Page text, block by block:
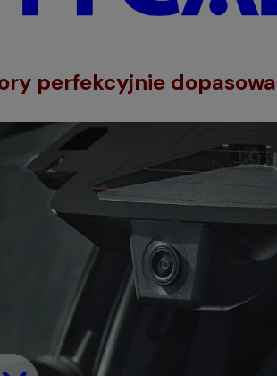
perfekcyjnie